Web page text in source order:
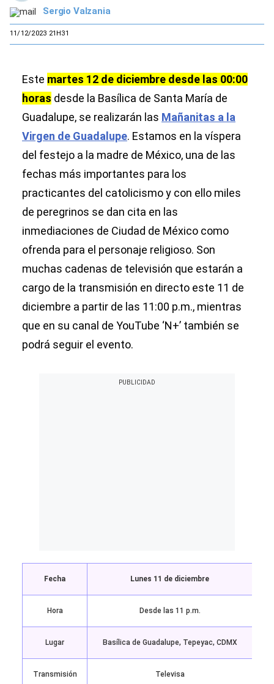
Sergio Valzania
11/12/2023 21H31
Este martes 12 de diciembre desde las 00:00
horas desde la Basílica de Santa María de
Guadalupe, se realizarán las Mañanitas a la
Virgen de Guadalupe. Estamos en la víspera
del festejo a la madre de México, una de las
fechas más importantes para los
practicantes del catolicismo y con ello miles
de peregrinos se dan cita en las
inmediaciones de Ciudad de México como
ofrenda para el personaje religioso. Son
muchas cadenas de televisión que estarán a
cargo de la transmisión en directo este 11 de
diciembre a partir de las 11:00 p.m., mientras
que en su canal de YouTube ‘N+’ también se
podrá seguir el evento.
Fecha Lunes 11 de diciembre
Hora Desde las 11 p.m.
Lugar Basílica de Guadalupe, Tepeyac, CDMX
Transmisión Televisa